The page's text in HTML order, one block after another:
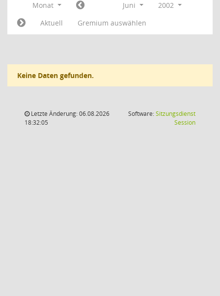
Monat Juni
2002
Aktuell
Gremium auswählen
Keine Daten gefunden.
Letzte Änderung: 06.08.2026
18:32:05
Software:Sitzungsdienst
Session(Wird in